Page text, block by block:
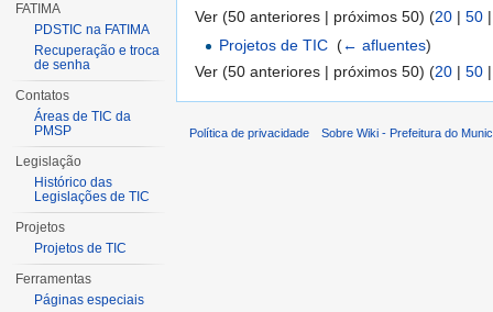
Ver (50 anteriores | próximos 50) (20 | 50
Projetos de TIC (← afluentes)
Ver (50 anteriores | próximos 50) (20 | 50
FATIMA
PDSTIC na FATIMA
Recuperação e troca
de senha
Contatos
Áreas de TIC da
PMSP
Legislação
Histórico das
Legislações de TIC
Projetos
Projetos de TIC
Ferramentas
Páginas especiais
Política de privacidade Sobre Wiki - Prefeitura do